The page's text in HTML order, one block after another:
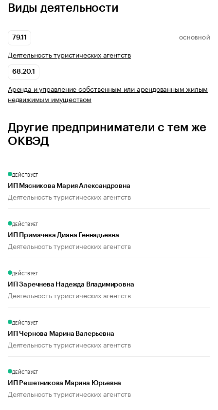
Виды деятельности
79.11 ОСНОВНОЙ
Деятельность туристических агентств
68.20.1
Аренда и управление собственным или арендованным жилым
недвижимым имуществом
Другие предприниматели с тем же
ОКВЭД
ДЕЙСТВУЕТ
ИП Мясникова Мария Александровна
Деятельность туристических агентств
ДЕЙСТВУЕТ
ИП Примачева Диана Геннадьевна
Деятельность туристических агентств
ДЕЙСТВУЕТ
ИП Заречнева Надежда Владимировна
Деятельность туристических агентств
ДЕЙСТВУЕТ
ИП Чернова Марина Валерьевна
Деятельность туристических агентств
ДЕЙСТВУЕТ
ИП Решетникова Марина Юрьевна
Деятельность туристических агентств